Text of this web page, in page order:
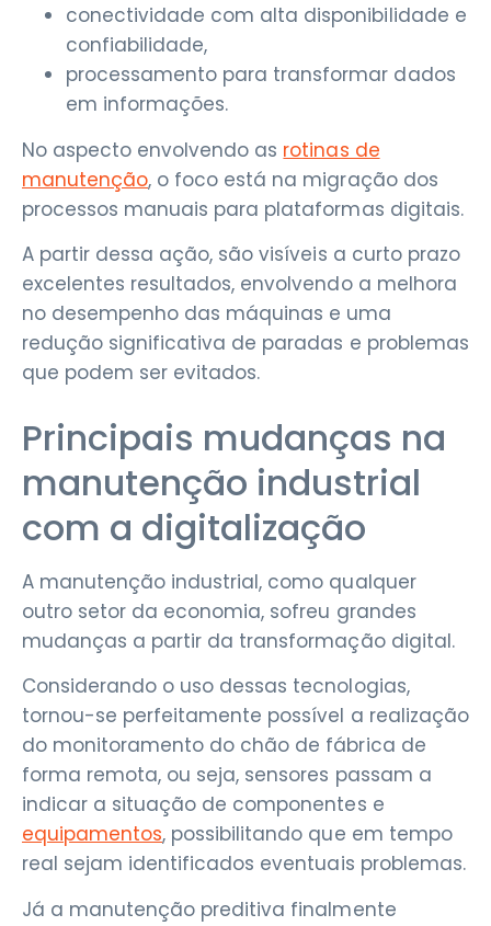
conectividade com alta disponibilidade e
confiabilidade,
processamento para transformar dados
em informações.
No aspecto envolvendo as rotinas de
manutenção, o foco está na migração dos
processos manuais para plataformas digitais.
A partir dessa ação, são visíveis a curto prazo
excelentes resultados, envolvendo a melhora
no desempenho das máquinas e uma
redução significativa de paradas e problemas
que podem ser evitados.
Principais mudanças na
manutenção industrial
com a digitalização
A manutenção industrial, como qualquer
outro setor da economia, sofreu grandes
mudanças a partir da transformação digital.
Considerando o uso dessas tecnologias,
tornou-se perfeitamente possível a realização
do monitoramento do chão de fábrica de
forma remota, ou seja, sensores passam a
indicar a situação de componentes e
equipamentos, possibilitando que em tempo
real sejam identificados eventuais problemas.
Já a manutenção preditiva finalmente